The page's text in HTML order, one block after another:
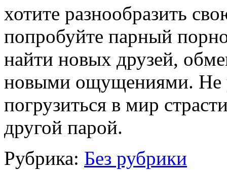
хотите разнообразить
попробуйте парный
найти новых друзей,
новыми ощущениями. Не
погрузиться в мир
другой парой.
Рубрика: Без рубрики